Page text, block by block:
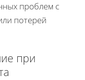
проблем с
потерей
при